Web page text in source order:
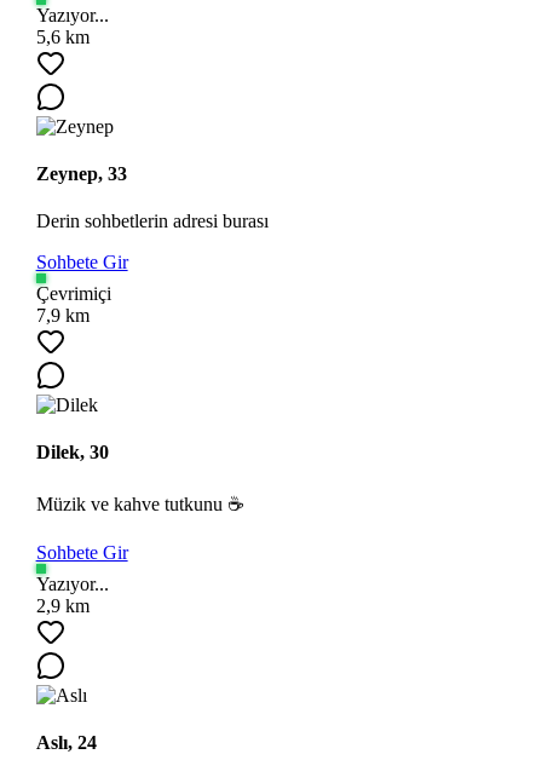
Yazıyor...
5,6 km
Zeynep, 33
Derin sohbetlerin adresi burası
Sohbete Gir
Çevrimiçi
7,9 km
Dilek, 30
Müzik ve kahve tutkunu ☕
Sohbete Gir
Yazıyor...
2,9 km
Aslı, 24